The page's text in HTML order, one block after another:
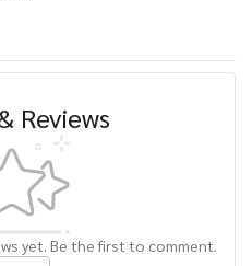
Reviews
yet. Be the first to comment.